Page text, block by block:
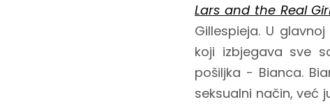
Lars and the Real
Gillespieja. U
koji izbjegava sve
pošiljka - Bianca.
seksualni način, već